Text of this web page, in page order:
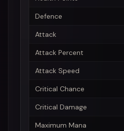
Defence
Attack
Attack Percent
Attack Speed
Critical Chance
Critical Damage
Maximum Mana